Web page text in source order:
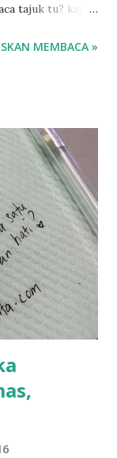
tajuk tu? kalau
AKU ....adoiiii
barang
biasalah kan
sampai masuk
kami ni bahagi-
aku akan
yang abg
la pulak.. tapi
ajer rebeh
MEMBACA »